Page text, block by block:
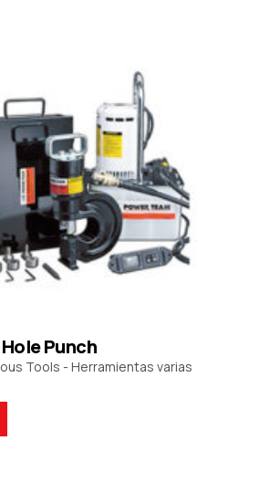
Tools - Herramientas varias
Punch